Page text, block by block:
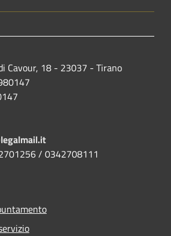
Cavour, 18 - 23037 - Tirano
/ 0342708111